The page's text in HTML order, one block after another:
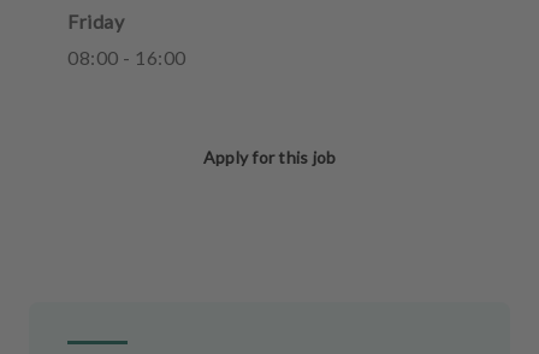
Friday
08:00 - 16:00
Apply for this job